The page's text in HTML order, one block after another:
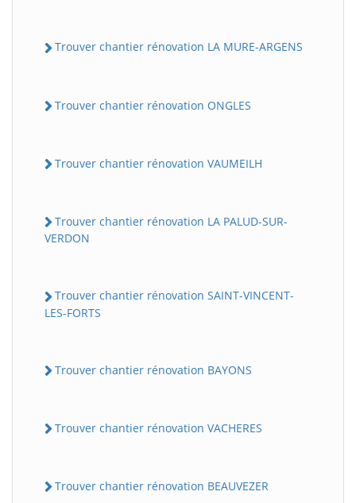
Trouver chantier rénovation LA MURE-ARGENS
Trouver chantier rénovation ONGLES
Trouver chantier rénovation VAUMEILH
Trouver chantier rénovation LA PALUD-SUR-
VERDON
Trouver chantier rénovation SAINT-VINCENT-
LES-FORTS
Trouver chantier rénovation BAYONS
Trouver chantier rénovation VACHERES
Trouver chantier rénovation BEAUVEZER